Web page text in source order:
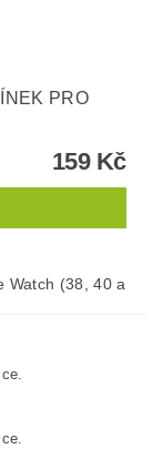
PRO
159 Kč
Watch (38, 40 a